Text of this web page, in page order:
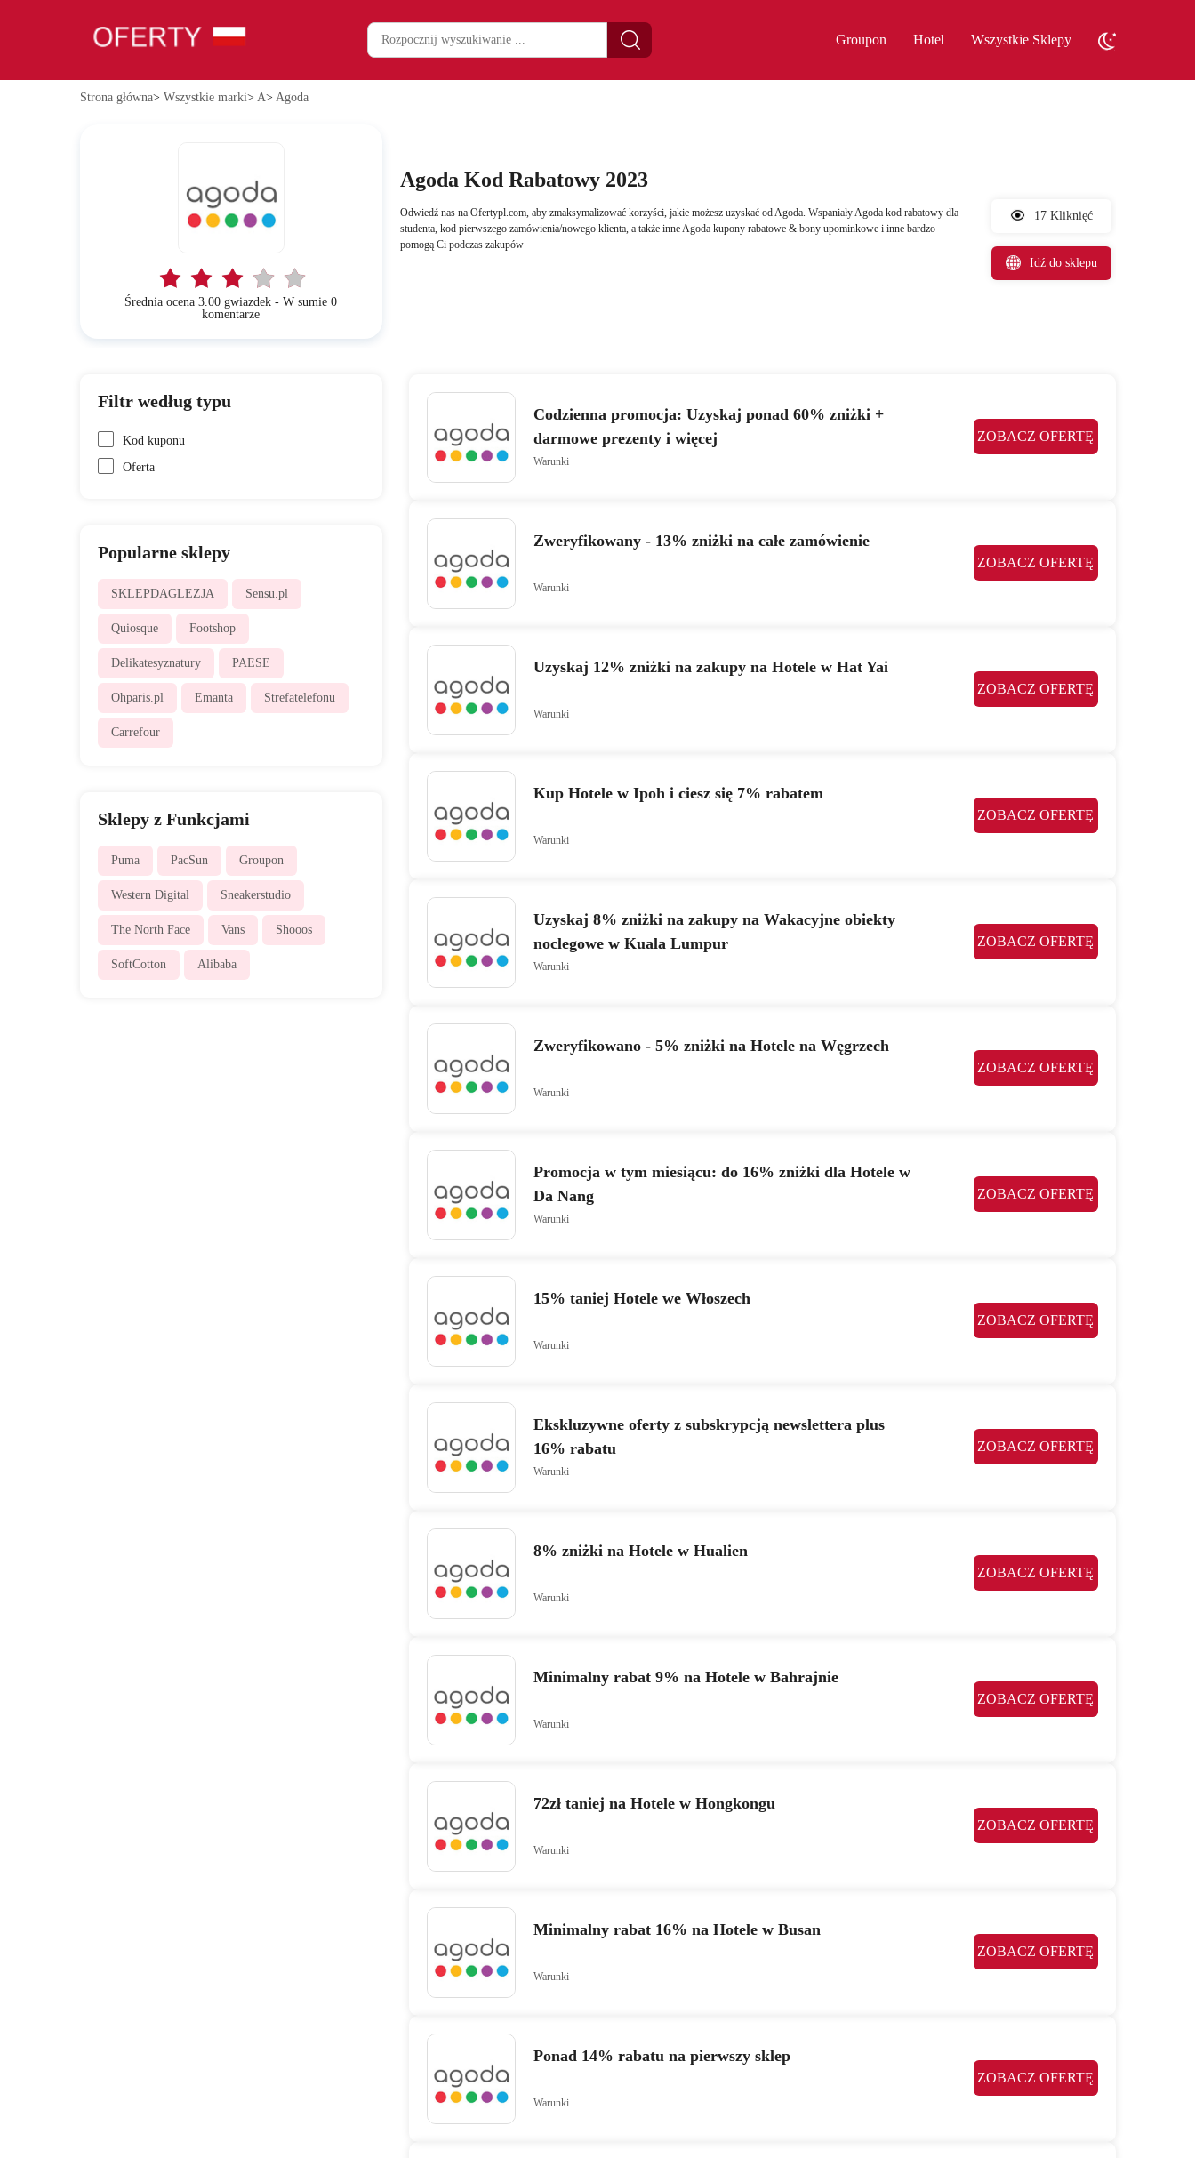
Groupon Hotel Wszystkie Sklepy
Strona główna> Wszystkie marki> A> Agoda
Średnia ocena 3.00 gwiazdek - W sumie 0
komentarze
Agoda Kod Rabatowy 2023
Odwiedź nas na Ofertypl.com, aby zmaksymalizować korzyści, jakie możesz uzyskać od Agoda. Wspaniały Agoda kod rabatowy dla
studenta, kod pierwszego zamówienia/nowego klienta, a także inne Agoda kupony rabatowe & bony upominkowe i inne bardzo
pomogą Ci podczas zakupów
17 Kliknięć
Idź do sklepu
Filtr według typu
Kod kuponu
Oferta
Popularne sklepy
SKLEPDAGLEZJA Sensu.pl
Quiosque Footshop
Delikatesyznatury PAESE
Ohparis.pl Emanta Strefatelefonu
Carrefour
Sklepy z Funkcjami
Puma PacSun Groupon
Western Digital Sneakerstudio
The North Face Vans Shooos
SoftCotton Alibaba
Codzienna promocja: Uzyskaj ponad 60% zniżki +
darmowe prezenty i więcej
ZOBACZ OFERTĘ
Warunki
Zweryfikowany - 13% zniżki na całe zamówienie
ZOBACZ OFERTĘ
Warunki
Uzyskaj 12% zniżki na zakupy na Hotele w Hat Yai
ZOBACZ OFERTĘ
Warunki
Kup Hotele w Ipoh i ciesz się 7% rabatem
ZOBACZ OFERTĘ
Warunki
Uzyskaj 8% zniżki na zakupy na Wakacyjne obiekty
noclegowe w Kuala Lumpur
ZOBACZ OFERTĘ
Warunki
Zweryfikowano - 5% zniżki na Hotele na Węgrzech
ZOBACZ OFERTĘ
Warunki
Promocja w tym miesiącu: do 16% zniżki dla Hotele w
Da Nang
ZOBACZ OFERTĘ
Warunki
15% taniej Hotele we Włoszech
ZOBACZ OFERTĘ
Warunki
Ekskluzywne oferty z subskrypcją newslettera plus
16% rabatu
ZOBACZ OFERTĘ
Warunki
8% zniżki na Hotele w Hualien
ZOBACZ OFERTĘ
Warunki
Minimalny rabat 9% na Hotele w Bahrajnie
ZOBACZ OFERTĘ
Warunki
72zł taniej na Hotele w Hongkongu
ZOBACZ OFERTĘ
Warunki
Minimalny rabat 16% na Hotele w Busan
ZOBACZ OFERTĘ
Warunki
Ponad 14% rabatu na pierwszy sklep
ZOBACZ OFERTĘ
Warunki